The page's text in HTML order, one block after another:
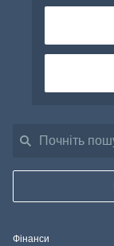
Фінанси